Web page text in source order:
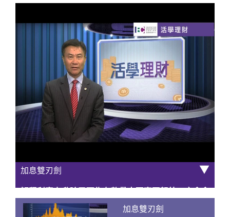
加息雙刃劍 ▼
借貸成本上升
加息雙刃劍